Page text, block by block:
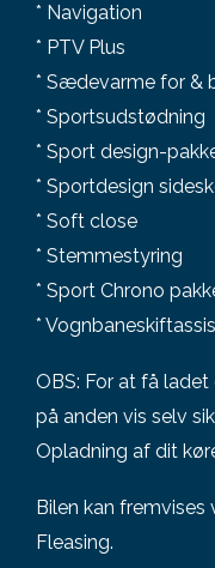
* Navigation
* PTV Plus
* Sædevarme for &
* Sportsudstødning
* Sport design-
* Sportdesign
* Soft close
* Stemmestyring
* Sport Chrono
*
OBS: For at få
på anden vis selv
Opladning af dit
Bilen kan fremvises
Fleasing.